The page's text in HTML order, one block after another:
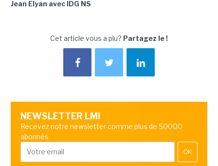
Jean Elyan avec IDG NS
Cet article vous a plu? Partagez le !
NEWSLETTER LMI
Recevez notre newsletter comme plus de 50000
abonnés
OK